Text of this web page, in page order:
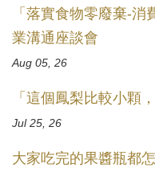
「落實食物零廢棄-
業溝通座談會
Aug 05, 26
「這個鳳梨比較小顆
Jul 25, 26
大家吃完的果醬瓶都